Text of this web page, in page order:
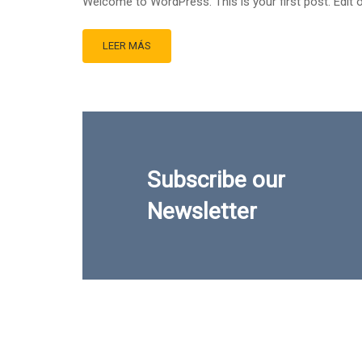
LEER MÁS
Subscribe our
Newsletter